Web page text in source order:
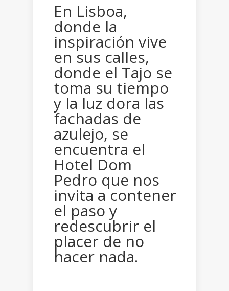
En Lisboa,
donde la
inspiración vive
en sus calles,
donde el Tajo se
toma su tiempo
y la luz dora las
fachadas de
azulejo, se
encuentra el
Hotel Dom
Pedro que nos
invita a contener
el paso y
redescubrir el
placer de no
hacer nada.